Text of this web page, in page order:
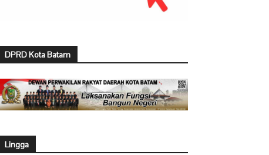
DPRD Kota Batam
Lingga